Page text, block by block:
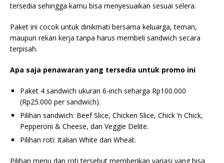
tersedia sehingga kamu bisa menyesuaikan sesuai selera.
Paket ini cocok untuk dinikmati bersama keluarga, teman,
maupun rekan kerja tanpa harus membeli sandwich secara
terpisah.
Apa saja penawaran yang tersedia untuk promo ini
Paket 4 sandwich ukuran 6-inch seharga Rp100.000
(Rp25.000 per sandwich).
Pilihan sandwich: Beef Slice, Chicken Slice, Chick ‘n Chick,
Pepperoni & Cheese, dan Veggie Delite.
Pilihan roti: Italian White dan Wheat.
Pilihan menu dan roti tersebut memberikan variasi yang bisa